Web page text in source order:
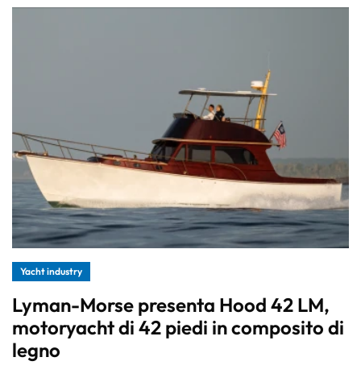
Yacht industry
Lyman-Morse presenta Hood 42 LM,
motoryacht di 42 piedi in composito di
legno